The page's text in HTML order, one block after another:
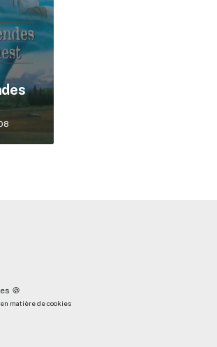
🍪
matière de cookies